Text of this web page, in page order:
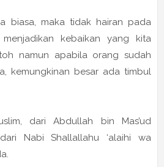
biasa, maka tidak hairan pada
kebaikan yang kita
namun apabila orang sudah
kemungkinan besar ada timbul
dari Abdullah bin Mas’ud
Nabi Shallallahu ‘alaihi wa